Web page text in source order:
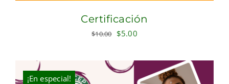
Certificación
$10.00 Original
$10.00.
$5.00Current
is:
$5.00.
¡En especial!